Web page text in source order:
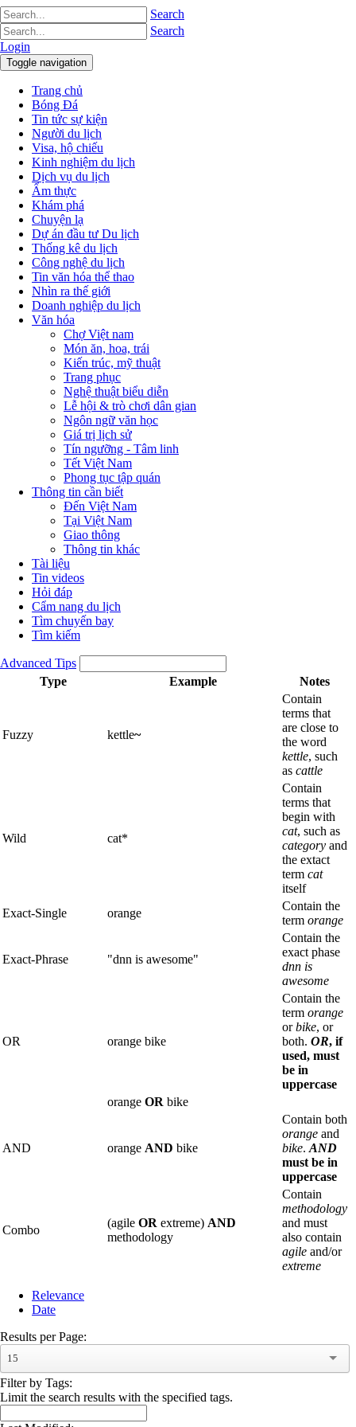
Search
Search
Login
Toggle navigation
Trang chủ
Bóng Đá
Tin tức sự kiện
Người du lịch
Visa, hộ chiếu
Kinh nghiệm du lịch
Dịch vụ du lịch
Ẩm thực
Khám phá
Chuyện lạ
Dự án đầu tư Du lịch
Thống kê du lịch
Công nghệ du lịch
Tin văn hóa thể thao
Nhìn ra thế giới
Doanh nghiệp du lịch
Văn hóa
Chợ Việt nam
Món ăn, hoa, trái
Kiến trúc, mỹ thuật
Trang phục
Nghệ thuật biểu diễn
Lễ hội & trò chơi dân gian
Ngôn ngữ văn học
Giá trị lịch sử
Tín ngưỡng - Tâm linh
Tết Việt Nam
Phong tục tập quán
Thông tin cần biết
Đến Việt Nam
Tại Việt Nam
Giao thông
Thông tin khác
Tài liệu
Tin videos
Hỏi đáp
Cẩm nang du lịch
Tìm chuyến bay
Tìm kiếm
Advanced Tips
Type
Example Notes
Fuzzy kettle~
Contain
terms that
are close to
the word
kettle, such
as cattle
Wild cat*
Contain
terms that
begin with
cat, such as
category and
the extact
term cat
itself
Exact-Single
orange
Contain the
term orange
Exact-Phrase "dnn is awesome"
Contain the
exact phase
dnn is
awesome
OR orange bike
Contain the
term orange
orbike, or
both. OR, if
used, must
be in
uppercase
orange OR bike
AND orange AND bike
Contain both
orange and
bike. AND
must be in
uppercase
Combo
(agile OR extreme) AND
methodology
Contain
methodology
and must
also contain
agile and/or
extreme
Relevance
Date
Results per Page:
15
Filter by Tags:
Limit the search results with the specified tags.